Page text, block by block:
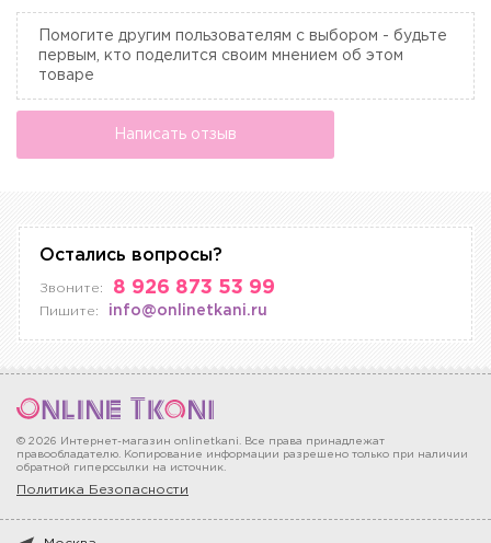
Помогите другим пользователям с выбором - будьте
первым, кто поделится своим мнением об этом
товаре
Написать отзыв
Остались вопросы?
Звоните: 8 926 873 53 99
Пишите: info@onlinetkani.ru
© 2026 Интернет-магазин onlinetkani. Все права принадлежат
правообладателю. Копирование информации разрешено только при наличии
обратной гиперссылки на источник.
Политика Безопасности